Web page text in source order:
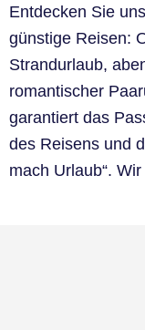
Entdecken Sie
günstige Reisen:
Strandurlaub,
romantischer
garantiert das
des Reisens und
mach Urlaub“.